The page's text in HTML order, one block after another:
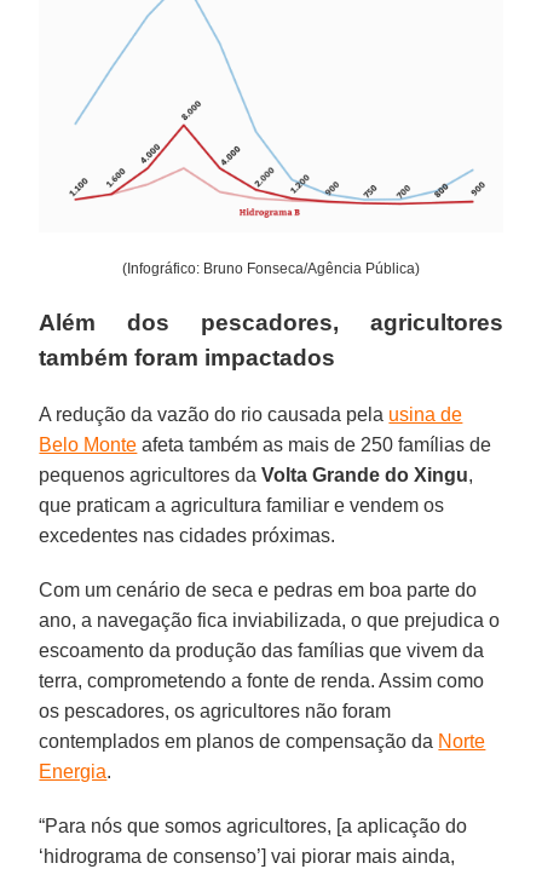
(Infográfico: Bruno Fonseca/Agência Pública)
Além dos pescadores, agricultores
também foram impactados
A redução da vazão do rio causada pela usina de
Belo Monte afeta também as mais de 250 famílias de
pequenos agricultores daVolta Grande do Xingu,
que praticam a agricultura familiar e vendem os
excedentes nas cidades próximas.
Com um cenário de seca e pedras em boa parte do
ano, a navegação fica inviabilizada, o que prejudica o
escoamento da produção das famílias que vivem da
terra, comprometendo a fonte de renda. Assim como
os pescadores, os agricultores não foram
contemplados em planos de compensação da Norte
Energia.
“Para nós que somos agricultores, [a aplicação do
‘hidrograma de consenso’] vai piorar mais ainda,